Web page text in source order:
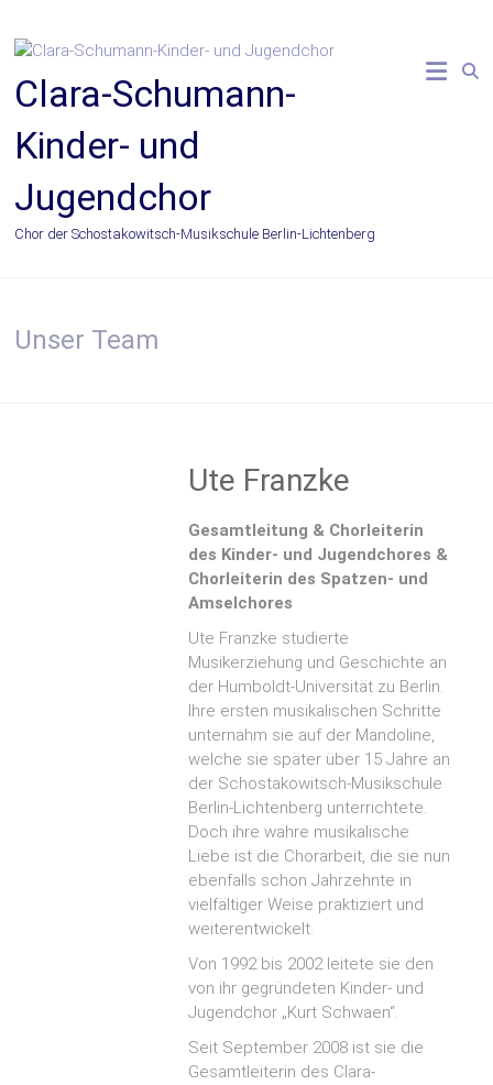
Inhalt
springen
Clara-Schumann-
Kinder- und
Jugendchor
Chor der Schostakowitsch-Musikschule Berlin-Lichtenberg
Unser Team
Ute Franzke
Gesamtleitung & Chorleiterin
des Kinder- und Jugendchores &
Chorleiterin des Spatzen- und
Amselchores
Ute Franzke studierte
Musikerziehung und Geschichte an
der Humboldt-Universität zu Berlin.
Ihre ersten musikalischen Schritte
unternahm sie auf der Mandoline,
welche sie später über 15 Jahre an
der Schostakowitsch-Musikschule
Berlin-Lichtenberg unterrichtete.
Doch ihre wahre musikalische
Liebe ist die Chorarbeit, die sie nun
ebenfalls schon Jahrzehnte in
vielfältiger Weise praktiziert und
weiterentwickelt.
Von 1992 bis 2002 leitete sie den
von ihr gegründeten Kinder- und
Jugendchor „Kurt Schwaen“.
Seit September 2008 ist sie die
Gesamtleiterin des Clara-